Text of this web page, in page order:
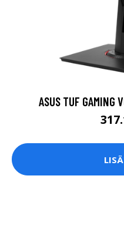
ASUS TUF GAMING